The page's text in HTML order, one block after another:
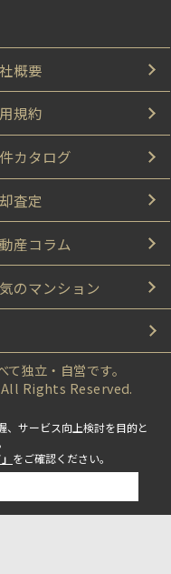
概要
規約
カタログ
査定
産コラム
のマンション
独立・自営です。
Rights Reserved.
、サービス向上検討を目的と
をご確認ください。